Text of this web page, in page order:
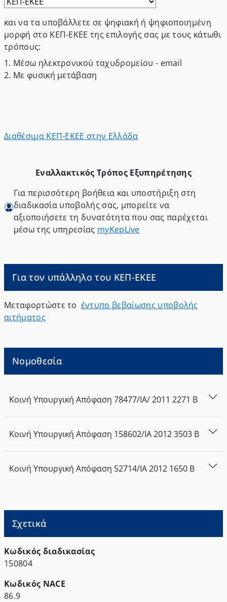
και να τα υποβάλλετε σε ψηφιακή ή ψηφιοποιημένη
μορφή στο ΚΕΠ-ΕΚΕΕ της επιλογής σας με τους κάτωθι
τρόπους:
1. Μέσω ηλεκτρονικού ταχυδρομείου - email
2. Με φυσική μετάβαση
Διαθέσιμα ΚΕΠ-ΕΚΕΕ στην Ελλάδα
Εναλλακτικός Τρόπος Εξυπηρέτησης
Για περισσότερη βοήθεια και υποστήριξη στη
διαδικασία υποβολής σας, μπορείτε να
αξιοποιήσετε τη δυνατότητα που σας παρέχεται
μέσω της υπηρεσίας myKepLive
Για τον υπάλληλο του ΚΕΠ-ΕΚΕΕ
Μεταφορτώστε το έντυπο βεβαίωσης υποβολής
αιτήματος
Νομοθεσία
Κοινή Υπουργική Απόφαση 78477/ΙΑ/2011 2271 Β
Κοινή Υπουργική Απόφαση 158602/ΙΑ20123503 Β
Κοινή Υπουργική Απόφαση 52714/ΙΑ2012 1650 Β
Σχετικά
Κωδικός διαδικασίας
150804
Κωδικός NACE
86.9